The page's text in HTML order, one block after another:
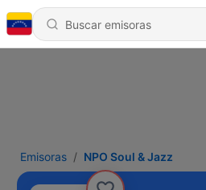
Emisoras NPO Soul & Jazz